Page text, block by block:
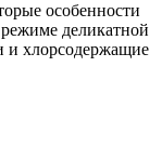
особенности
деликатной
и хлорсодержащие